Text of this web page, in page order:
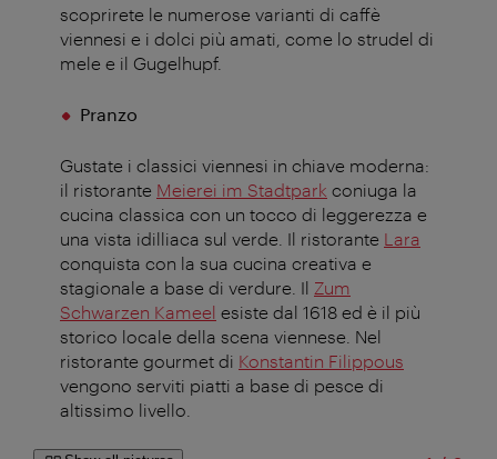
scoprirete le numerose varianti di caffè
viennesi e i dolci più amati, come lo strudel di
mele e il Gugelhupf.
Pranzo
Gustate i classici viennesi in chiave moderna:
il ristorante Meierei im Stadtpark coniuga la
cucina classica con un tocco di leggerezza e
una vista idilliaca sul verde. Il ristorante Lara
conquista con la sua cucina creativa e
stagionale a base di verdure. Il Zum
Schwarzen Kameel esiste dal 1618 ed è il più
storico locale della scena viennese. Nel
ristorante gourmet di Konstantin Filippous
vengono serviti piatti a base di pesce di
altissimo livello